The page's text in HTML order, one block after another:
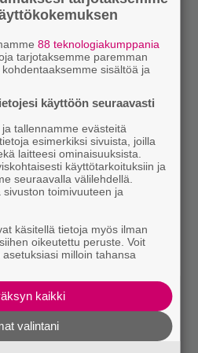
88 teknologiakumppania
tarjotaksemme paremman
sisältöä ja
käyttöön seuraavasti
tallennamme evästeitä
esimerkiksi sivuista, joilla
laitteesi ominaisuuksista.
käyttötarkoituksiin ja
seuraavalla välilehdellä.
toimivuuteen ja
käsitellä tietoja myös ilman
oikeutettu peruste. Voit
milloin tahansa
kaikki
valintani